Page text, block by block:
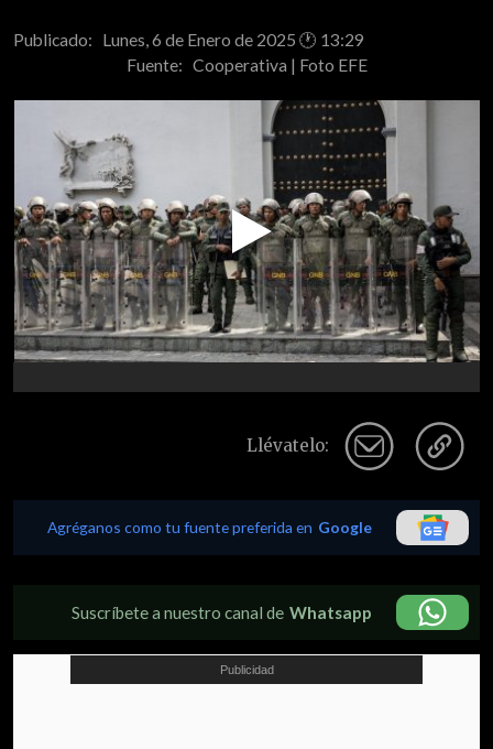
Publicado: Lunes, 6 de Enero de 2025 🕐 13:29
Fuente: Cooperativa | Foto EFE
Play
Video
Llévatelo:
Agréganos como tu fuente preferida en Google
Suscríbete a nuestro canal de Whatsapp